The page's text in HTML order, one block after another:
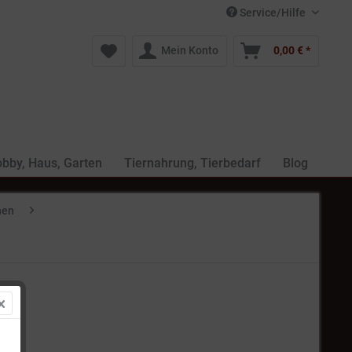
Service/Hilfe
Mein Konto 0,00 € *
Haus, Garten Tiernahrung, Tierbedarf Blog